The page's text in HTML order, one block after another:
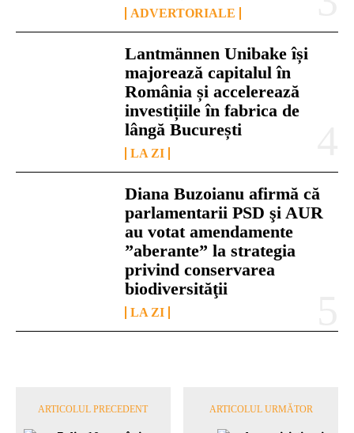
ADVERTORIALE
Lantmännen Unibake își
majorează capitalul în
România și accelerează
investițiile în fabrica de
lângă București
LA ZI
Diana Buzoianu afirmă că
parlamentarii PSD şi AUR
au votat amendamente
”aberante” la strategia
privind conservarea
biodiversităţii
LA ZI
ARTICOLUL PRECEDENT ARTICOLUL URMĂTOR